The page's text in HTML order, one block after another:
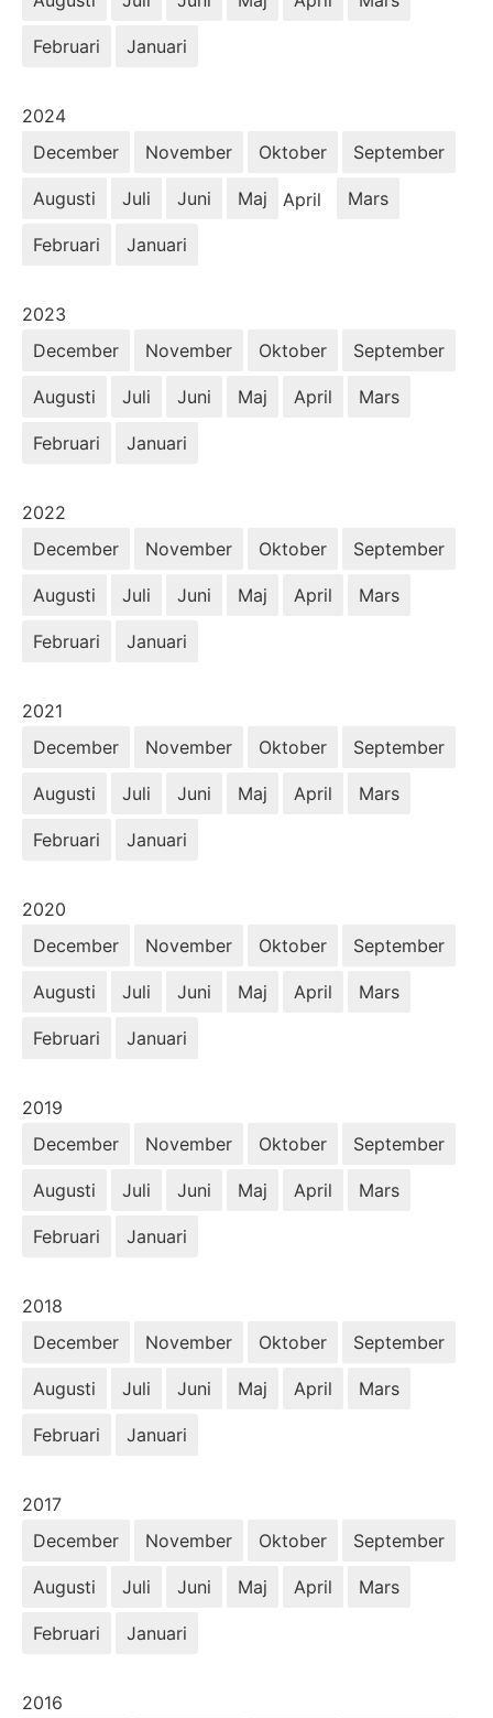
Februari Januari
År:
2024
December
November Oktober September
Augusti Juli Juni Maj April Mars
Februari Januari
År:
2023
December
November Oktober September
Augusti Juli Juni Maj April Mars
Februari Januari
År:
2022
December
November Oktober September
Augusti Juli Juni Maj April Mars
Februari Januari
År:
2021
December
November Oktober September
Augusti Juli Juni Maj April Mars
Februari Januari
År:
2020
December
November Oktober September
Augusti Juli Juni Maj April Mars
Februari Januari
År:
2019
December
November Oktober September
Augusti Juli Juni Maj April Mars
Februari Januari
År:
2018
December
November Oktober September
Augusti Juli Juni Maj April Mars
Februari Januari
År:
2017
December
November Oktober September
Augusti Juli Juni Maj April Mars
Februari Januari
År:
2016